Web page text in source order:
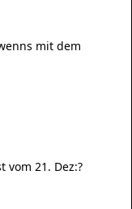
mit dem
vom 21. Dez:?